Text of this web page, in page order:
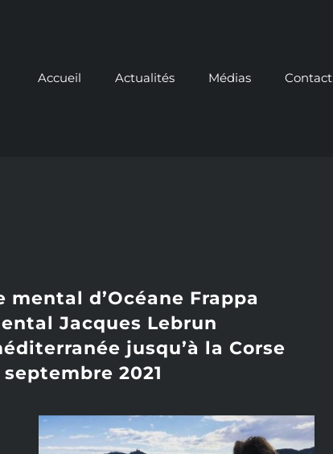
Accueil Actualités Médias Contact
mental d’Océane Frappa
Jacques Lebrun
jusqu’à la Corse
2021